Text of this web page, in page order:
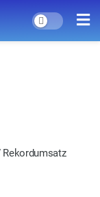
Rekordumsatz